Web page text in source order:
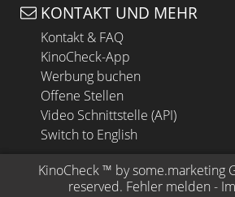
KONTAKT UND MEHR
Kontakt & FAQ
KinoCheck-App
Werbung buchen
Offene Stellen
Video Schnittstelle (API)
Switch to English
KinoCheck ™ by some.marketing
reserved. Fehler melden -